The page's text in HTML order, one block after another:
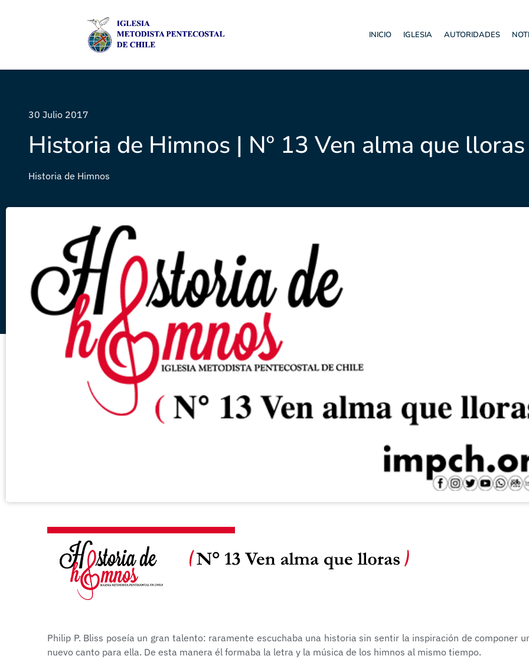
INICIO IGLESIA AUTORIDADES
30 Julio 2017
Historia de Himnos | Nº 13 Ven alma que lloras
Historia de Himnos
Philip P. Bliss poseía un gran talento: raramente escuchaba una historia sin sentir la inspiración de componer
nuevo canto para ella. De esta manera él formaba la letra y la música de los himnos al mismo tiempo.